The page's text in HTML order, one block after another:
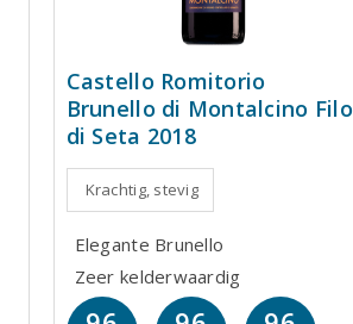
Castello Romitorio
Brunello di Montalcino Filo
di Seta 2018
Krachtig, stevig
Elegante Brunello
Zeer kelderwaardig